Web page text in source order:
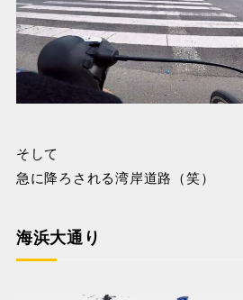
そして
急に降ろされる湾岸道路（笑）
海浜大通り